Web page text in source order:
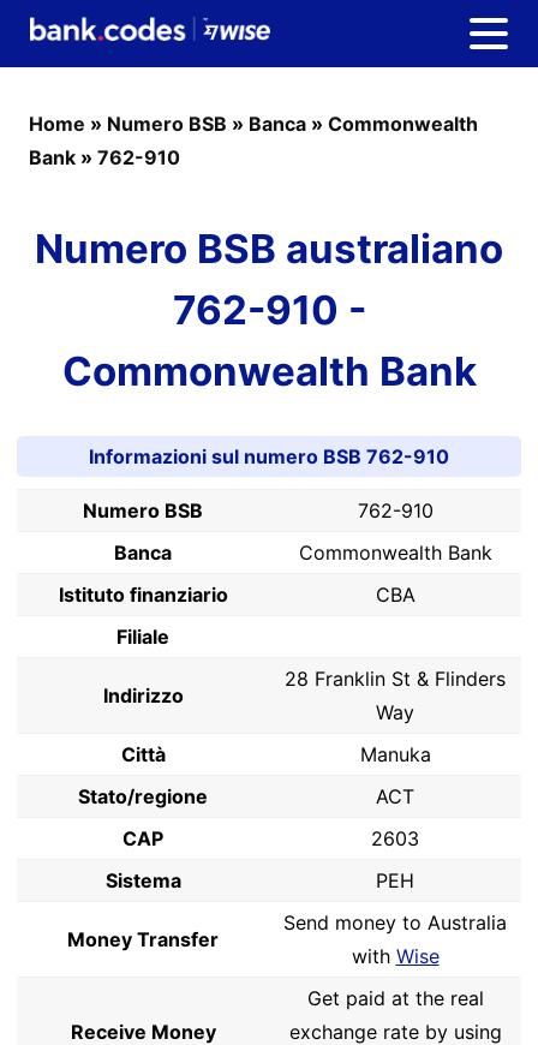
Home » Numero BSB » Banca » Commonwealth
Bank » 762-910
Numero BSB australiano
762-910 -
Commonwealth Bank
Informazioni sul numero BSB 762-910
Numero BSB
762-910
Banca
Commonwealth Bank
Istituto finanziario
CBA
Filiale
Indirizzo
28 Franklin St & Flinders
Way
Città
Manuka
Stato/regione
ACT
CAP
2603
Sistema
PEH
Money Transfer
Send money to Australia
with Wise
Receive Money
Get paid at the real
exchange rate by using